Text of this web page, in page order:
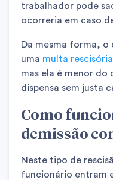
trabalhador pode
ocorreria em caso
Da mesma forma, o
uma multa rescisória
mas ela é menor do
dispensa sem justa
Como
demissão
Neste tipo de
funcionário entram